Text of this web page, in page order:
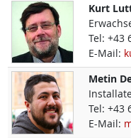
Kurt
Tel: +43
E-Mail:
Metin
Tel: +43
E-Mail: